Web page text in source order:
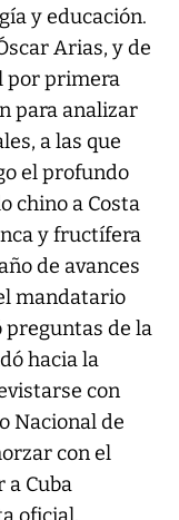
y educación.
Arias, y de
por primera
para analizar
a las que
el profundo
chino a Costa
y fructífera
de avances
mandatario
preguntas de la
hacia la
con
Nacional de
con el
Cuba